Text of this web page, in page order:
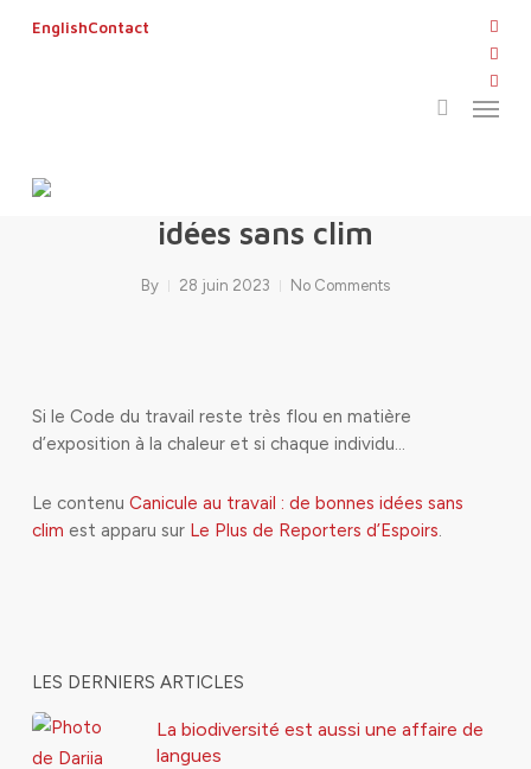
EnglishContact
search
Menu
Canicule au travail : de bonnes
idées sans clim
By 28 juin 2023 No Comments
Si le Code du travail reste très flou en matière
d’exposition à la chaleur et si chaque individu…
Le contenu Canicule au travail : de bonnes idées sans
clim est apparu sur Le Plus de Reporters d’Espoirs.
LES DERNIERS ARTICLES
La biodiversité est aussi une affaire de
langues